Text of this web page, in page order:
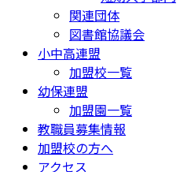
関連団体
図書館協議会
小中高連盟
加盟校一覧
幼保連盟
加盟園一覧
教職員募集情報
加盟校の方へ
アクセス